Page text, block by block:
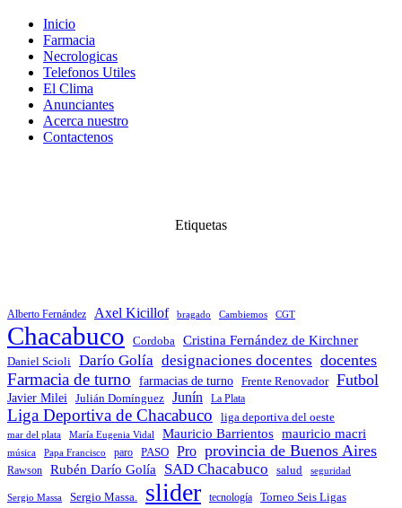
Inicio
Farmacia
Necrologicas
Telefonos Utiles
El Clima
Anunciantes
Acerca nuestro
Contactenos
Etiquetas
Alberto Fernández Axel Kicillof bragado Cambiemos CGT
Chacabuco Cordoba Cristina Fernández de Kirchner
Daniel Scioli Darío Golía designaciones docentes docentes
Farmacia de turno farmacias de turno Frente Renovador Futbol
Javier Milei Julián Domínguez Junín La Plata
Liga Deportiva de Chacabuco liga deportiva del oeste
mar del plata María Eugenia Vidal Mauricio Barrientos mauricio macri
música Papa Francisco paro PASO Pro provincia de Buenos Aires
Rawson Rubén Darío Golía SAD Chacabuco salud seguridad
Sergio Massa Sergio Massa. slider tecnología Torneo Seis Ligas